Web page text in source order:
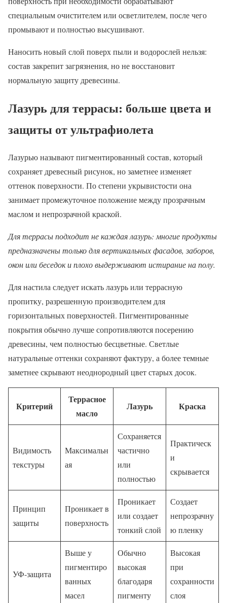
специальным очистителем или осветлителем, после чего
промывают и полностью высушивают.
Наносить новый слой поверх пыли и водорослей нельзя:
состав закрепит загрязнения, но не восстановит
нормальную защиту древесины.
Лазурь для террасы: больше цвета и
защиты от ультрафиолета
Лазурью называют пигментированный состав, который
сохраняет древесный рисунок, но заметнее изменяет
оттенок поверхности. По степени укрывистости она
занимает промежуточное положение между прозрачным
маслом и непрозрачной краской.
Для террасы подходит не каждая лазурь: многие продукты
предназначены только для вертикальных фасадов, заборов,
окон или беседок и плохо выдерживают истирание на полу.
Для настила следует искать лазурь или террасную
пропитку, разрешенную производителем для
горизонтальных поверхностей. Пигментированные
покрытия обычно лучше сопротивляются посерению
древесины, чем полностью бесцветные. Светлые
натуральные оттенки сохраняют фактуру, а более темные
заметнее скрывают неоднородный цвет старых досок.
Критерий
Террасное
масло
Лазурь Краска
Видимость
текстуры
Максимальн
ая
Сохраняется
частично
или
полностью
Практическ
и
скрывается
Принцип
защиты
Проникает в
поверхность
Проникает
или создает
тонкий слой
Создает
непрозрачну
ю пленку
УФ-защита
Выше у
пигментиро
ванных
масел
Обычно
высокая
благодаря
пигменту
Высокая
при
сохранности
слоя